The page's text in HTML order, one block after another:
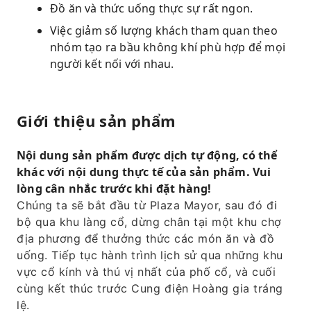
Đồ ăn và thức uống thực sự rất ngon.
Việc giảm số lượng khách tham quan theo
nhóm tạo ra bầu không khí phù hợp để mọi
người kết nối với nhau.
Giới thiệu sản phẩm
Nội dung sản phẩm được dịch tự động, có thể
khác với nội dung thực tế của sản phẩm. Vui
lòng cân nhắc trước khi đặt hàng!
Chúng ta sẽ bắt đầu từ Plaza Mayor, sau đó đi
bộ qua khu làng cổ, dừng chân tại một khu chợ
địa phương để thưởng thức các món ăn và đồ
uống. Tiếp tục hành trình lịch sử qua những khu
vực cổ kính và thú vị nhất của phố cổ, và cuối
cùng kết thúc trước Cung điện Hoàng gia tráng
lệ.